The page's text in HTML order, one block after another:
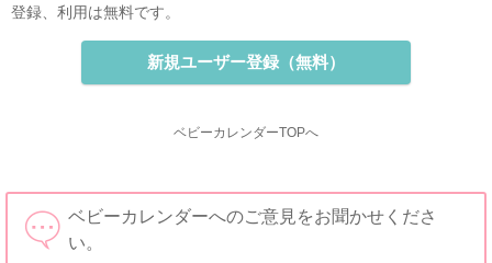
登録、利用は無料です。
新規ユーザー登録（無料）
ベビーカレンダーTOPへ
ベビーカレンダーへのご意見をお聞かせくださ
い。